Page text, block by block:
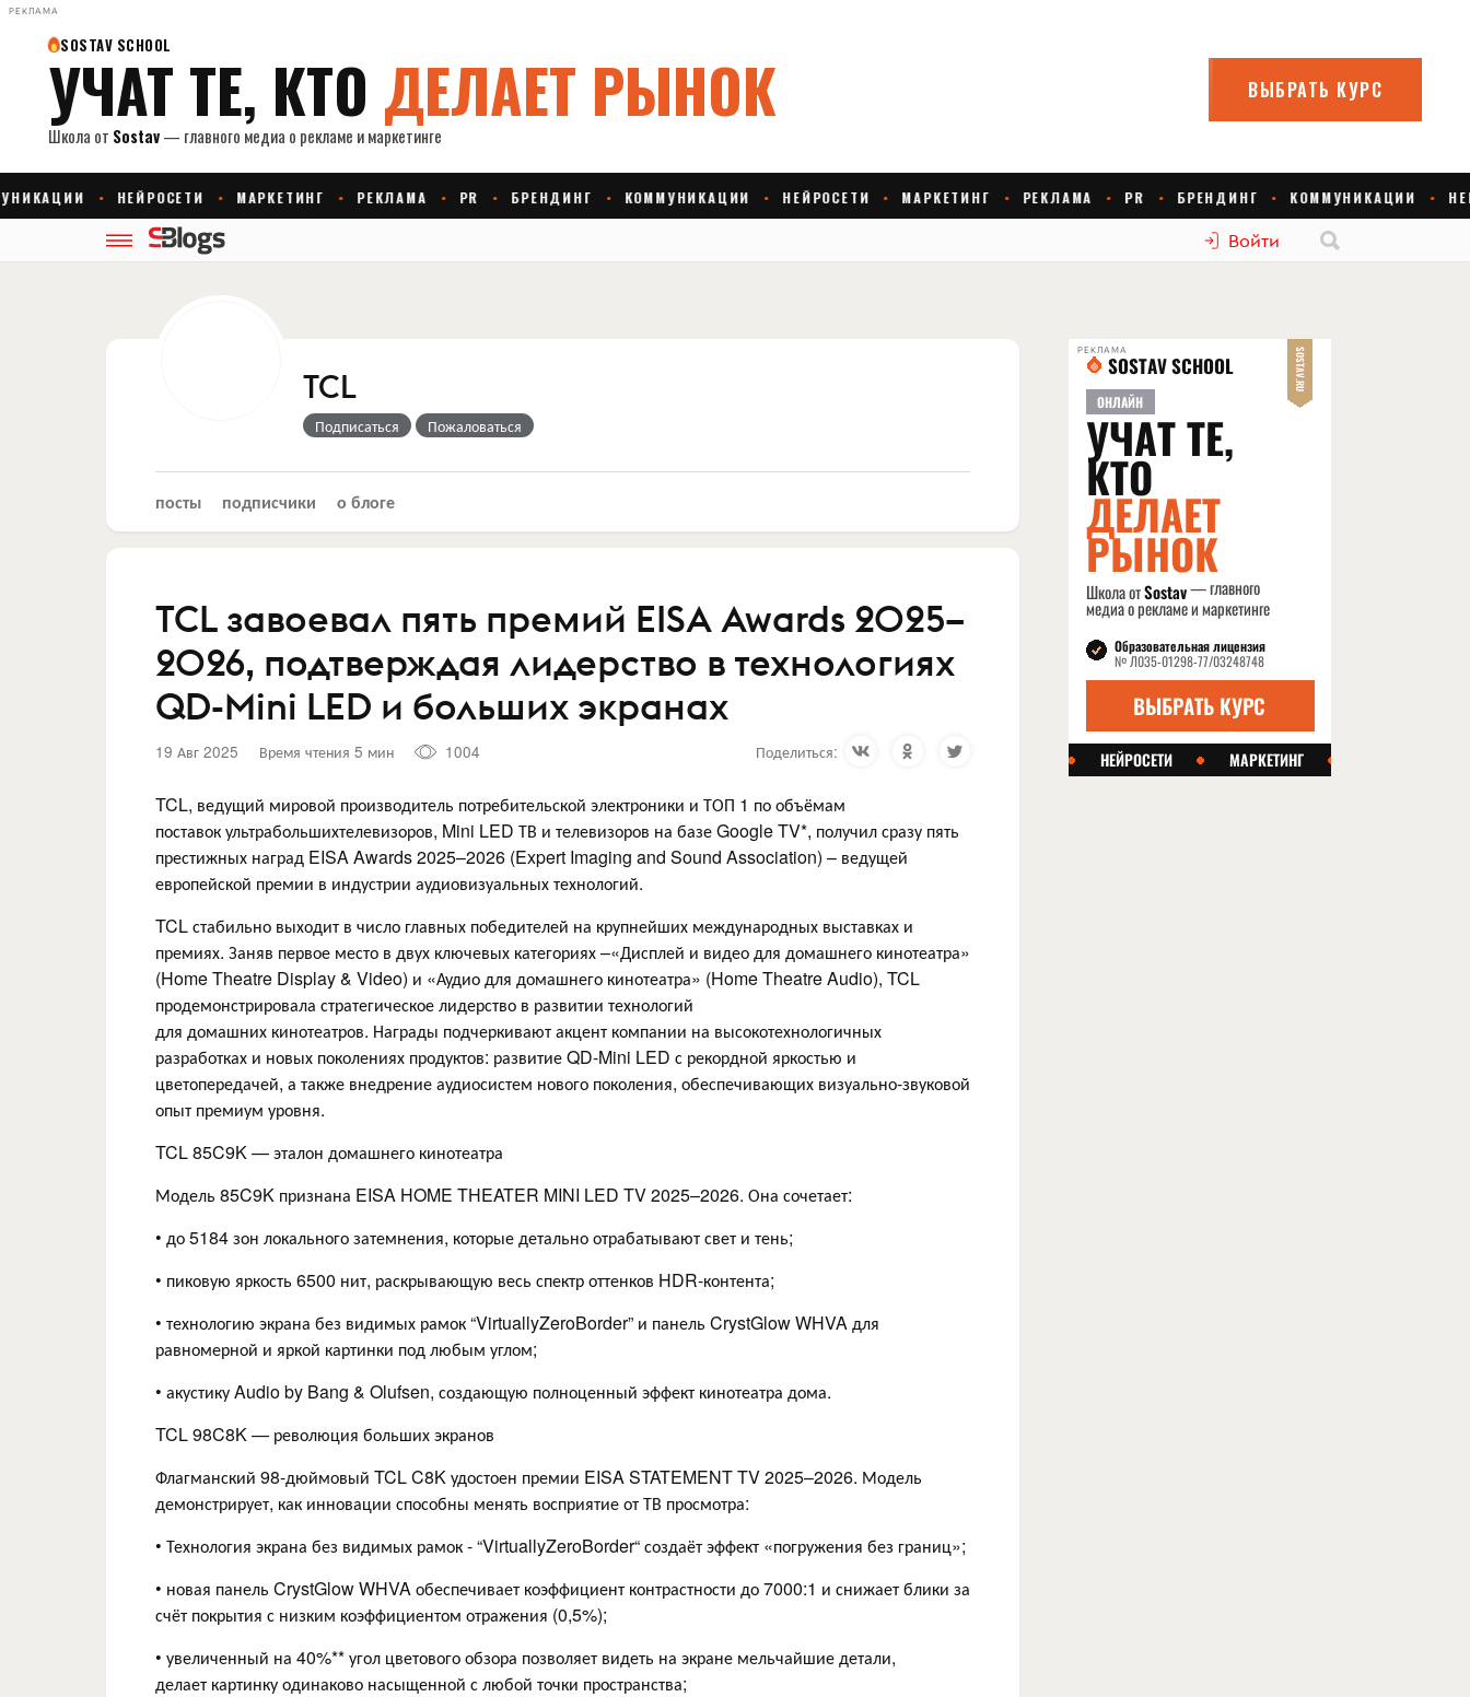
РЕКЛАМА
Войти
TCL
Подписаться Пожаловаться
посты подписчики о блоге
TCL завоевал пять премий EISA Awards 2025–
2026, подтверждая лидерство в технологиях
QD-Mini LED и больших экранах
19 Авг 2025 Время чтения 5 мин 1004 Поделиться:
TCL, ведущий мировой производитель потребительской электроники и ТОП 1 по объёмам
поставок ультрабольшихтелевизоров, Mini LED ТВ и телевизоров на базе Google TV*, получил сразу пять
престижных наград EISA Awards 2025–2026 (Expert Imaging and Sound Association) – ведущей
европейской премии в индустрии аудиовизуальных технологий.
TCL стабильно выходит в число главных победителей на крупнейших международных выставках и
премиях. Заняв первое место в двух ключевых категориях –«Дисплей и видео для домашнего кинотеатра»
(Home Theatre Display & Video) и «Аудио для домашнего кинотеатра» (Home Theatre Audio), TCL
продемонстрировала стратегическое лидерство в развитии технологий
для домашних кинотеатров. Награды подчеркивают акцент компании на высокотехнологичных
разработках и новых поколениях продуктов: развитие QD-Mini LED с рекордной яркостью и
цветопередачей, а также внедрение аудиосистем нового поколения, обеспечивающих визуально-звуковой
опыт премиум уровня.
TCL 85C9K — эталон домашнего кинотеатра
Модель 85C9K признана EISA HOME THEATER MINI LED TV 2025–2026. Она сочетает:
• до 5184 зон локального затемнения, которые детально отрабатывают свет и тень;
• пиковую яркость 6500 нит, раскрывающую весь спектр оттенков HDR-контента;
• технологию экрана без видимых рамок “VirtuallyZeroBorder” и панель CrystGlow WHVA для
равномерной и яркой картинки под любым углом;
• акустику Audio by Bang & Olufsen, создающую полноценный эффект кинотеатра дома.
TCL 98C8K — революция больших экранов
Флагманский 98-дюймовый TCL C8K удостоен премии EISA STATEMENT TV 2025–2026. Модель
демонстрирует, как инновации способны менять восприятие от ТВ просмотра:
• Технология экрана без видимых рамок - “VirtuallyZeroBorder“ создаёт эффект «погружения без границ»;
• новая панель CrystGlow WHVA обеспечивает коэффициент контрастности до 7000:1 и снижает блики за
счёт покрытия с низким коэффициентом отражения (0,5%);
• увеличенный на 40%** угол цветового обзора позволяет видеть на экране мельчайшие детали,
делает картинку одинаково насыщенной с любой точки пространства;
РЕКЛАМА